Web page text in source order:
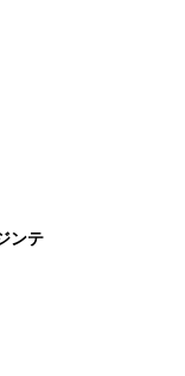
けお問い合わせ
ンテ